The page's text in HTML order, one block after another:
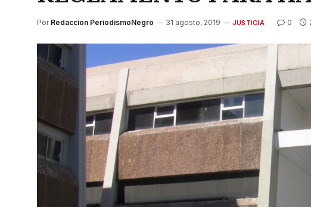
Por Redacción PeriodismoNegro 31 agosto, 2019 JUSTICIA 0